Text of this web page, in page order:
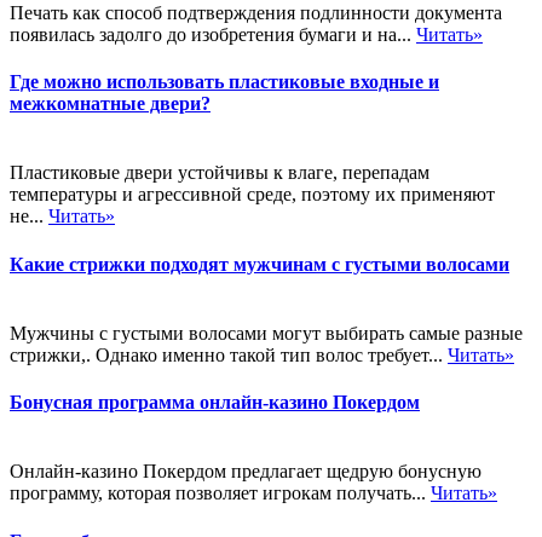
Печать как способ подтверждения подлинности документа
появилась задолго до изобретения бумаги и на... Читать»
Где можно использовать пластиковые входные и
межкомнатные двери?
Пластиковые двери устойчивы к влаге, перепадам
температуры и агрессивной среде, поэтому их применяют
не... Читать»
Какие стрижки подходят мужчинам с густыми волосами
Мужчины с густыми волосами могут выбирать самые разные
стрижки,. Однако именно такой тип волос требует... Читать»
Бонусная программа онлайн-казино Покердом
Онлайн-казино Покердом предлагает щедрую бонусную
программу, которая позволяет игрокам получать... Читать»